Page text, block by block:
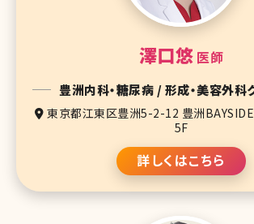
澤口悠 医師
豊洲内科・糖尿病 / 形成・美容外科
東京都江東区豊洲5-2-12 豊洲BAYSIDE
5F
詳しくはこちら